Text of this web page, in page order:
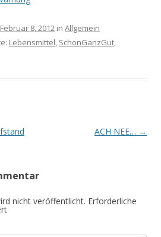
Februar 8, 2012 in Allgemein
Lebensmittel, SchonGanzGut,
ACH NEE… →
nicht veröffentlicht. Erforderliche